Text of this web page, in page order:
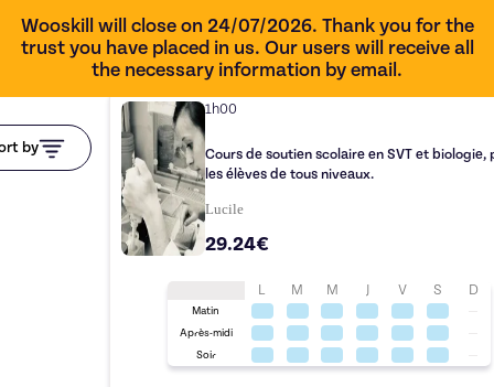
Wooskill will close on 24/07/2026. Thank you for the
trust you have placed in us. Our users will receive all
the necessary information by email.
by
1h00
Cours de soutien scolaire en SVT et biologie,
les élèves de tous niveaux.
Lucile
29.24€
L M M J V S D
Matin
Après-midi
Soir